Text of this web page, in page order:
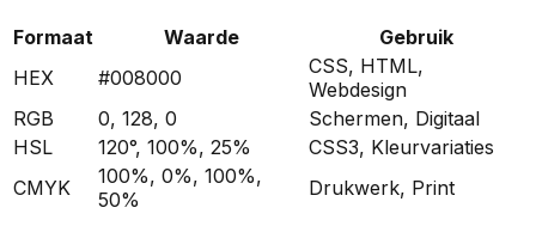
Formaat Waarde
Gebruik
HEX
#008000
CSS, HTML,
Webdesign
RGB
0, 128, 0
Schermen, Digitaal
HSL
120°, 100%, 25%
CSS3, Kleurvariaties
CMYK
100%, 0%, 100%,
50% Drukwerk, Print